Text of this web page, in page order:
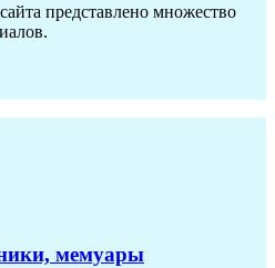
представлено множество
мемуары